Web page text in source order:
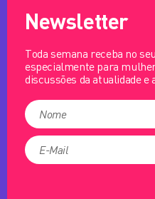
Newsletter
Toda semana receba no
especialmente para
discussões da atualidade e